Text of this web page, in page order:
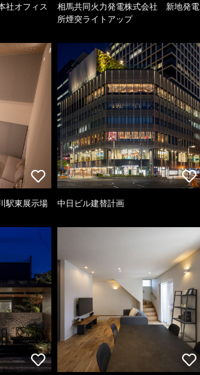
社オフィス
相馬共同火力発電株式会社 新地発電
所煙突ライトアップ
駅東展示場 中日ビル建替計画